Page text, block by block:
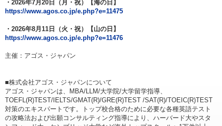
・2026年7月20日（月・祝）【海の日】
https://www.agos.co.jp/e.php?e=11475
・2026年8月11日（火・祝）【山の日】
https://www.agos.co.jp/e.php?e=11476
主催：アゴス・ジャパン
■株式会社アゴス・ジャパンについて
アゴス・ジャパンは、MBA/LLM/大学院/大学留学指導、
TOEFL(R)TEST/IELTS/GMAT(R)/GRE(R)TEST /SAT(R)/TOEIC(R)TEST
対策のエキスパートです。トップ校合格のために必要な各種英語テスト
の攻略法および出願コンサルティング指導により、ハーバード大やスタ